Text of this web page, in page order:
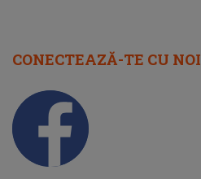
CONECTEAZĂ-TE CU NOI